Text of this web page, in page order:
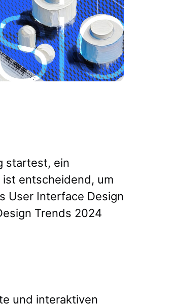
startest, ein
entscheidend, um
User Interface Design
Trends 2024
und interaktiven